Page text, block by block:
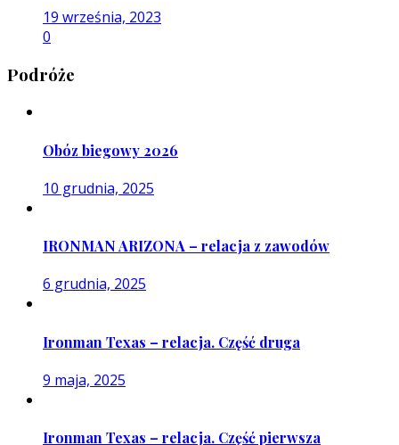
19 września, 2023
0
Podróże
Obóz biegowy 2026
10 grudnia, 2025
IRONMAN ARIZONA – relacja z zawodów
6 grudnia, 2025
Ironman Texas – relacja. Część druga
9 maja, 2025
Ironman Texas – relacja. Część pierwsza